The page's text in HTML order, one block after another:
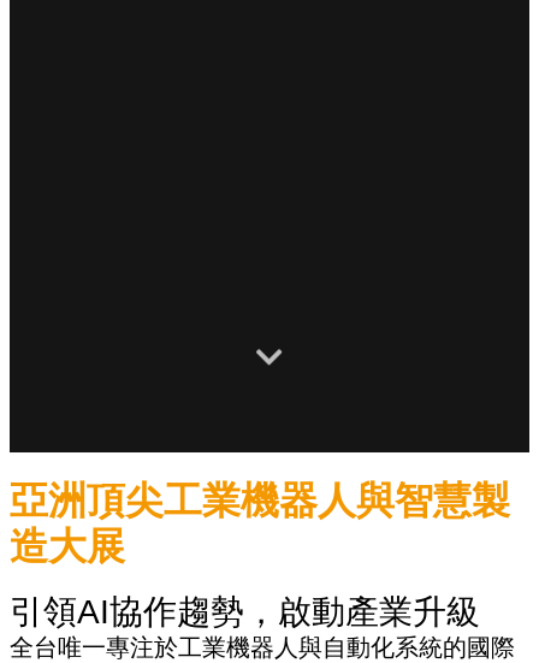
亞洲頂尖工業機器人與智慧製
造大展
引領AI協作趨勢，啟動產業升級
全台唯一專注於工業機器人與自動化系統的國際